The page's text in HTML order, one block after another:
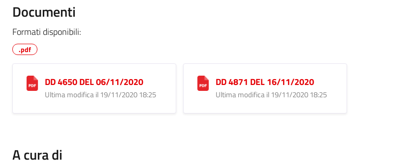
Documenti
Formati disponibili:
.pdf
DD 4650 DEL 06/11/2020
Ultima modifica il 19/11/2020 18:25
DD 4871 DEL 16/11/2020
Ultima modifica il 19/11/2020 18:25
A cura di